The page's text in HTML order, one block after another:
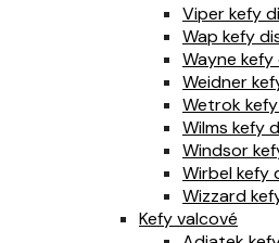
Viper kefy
Wap kefy
Wayne kefy
Weidner
Wetrok
Wilms kefy
Windsor
Wirbel kefy
Wizzard
Kefy valcové